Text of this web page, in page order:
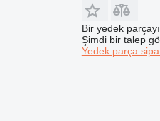
Bir yedek
Şimdi bir talep
Yedek parça